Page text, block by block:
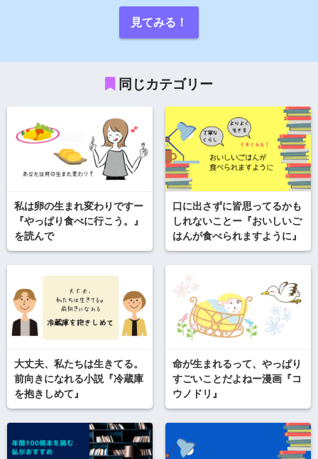
見てみる！
同じカテゴリー
私は卵の生まれ変わりですー
『やっぱり食べに行こう。』
を読んで
口に出さずに皆思ってるかも
しれないことー『おいしいご
はんが食べられますように』
大丈夫、私たちは生きてる。
前向きになれる小説『冷蔵庫
を抱きしめて』
命が生まれるって、やっぱり
すごいことだよねー漫画『コ
ウノドリ』